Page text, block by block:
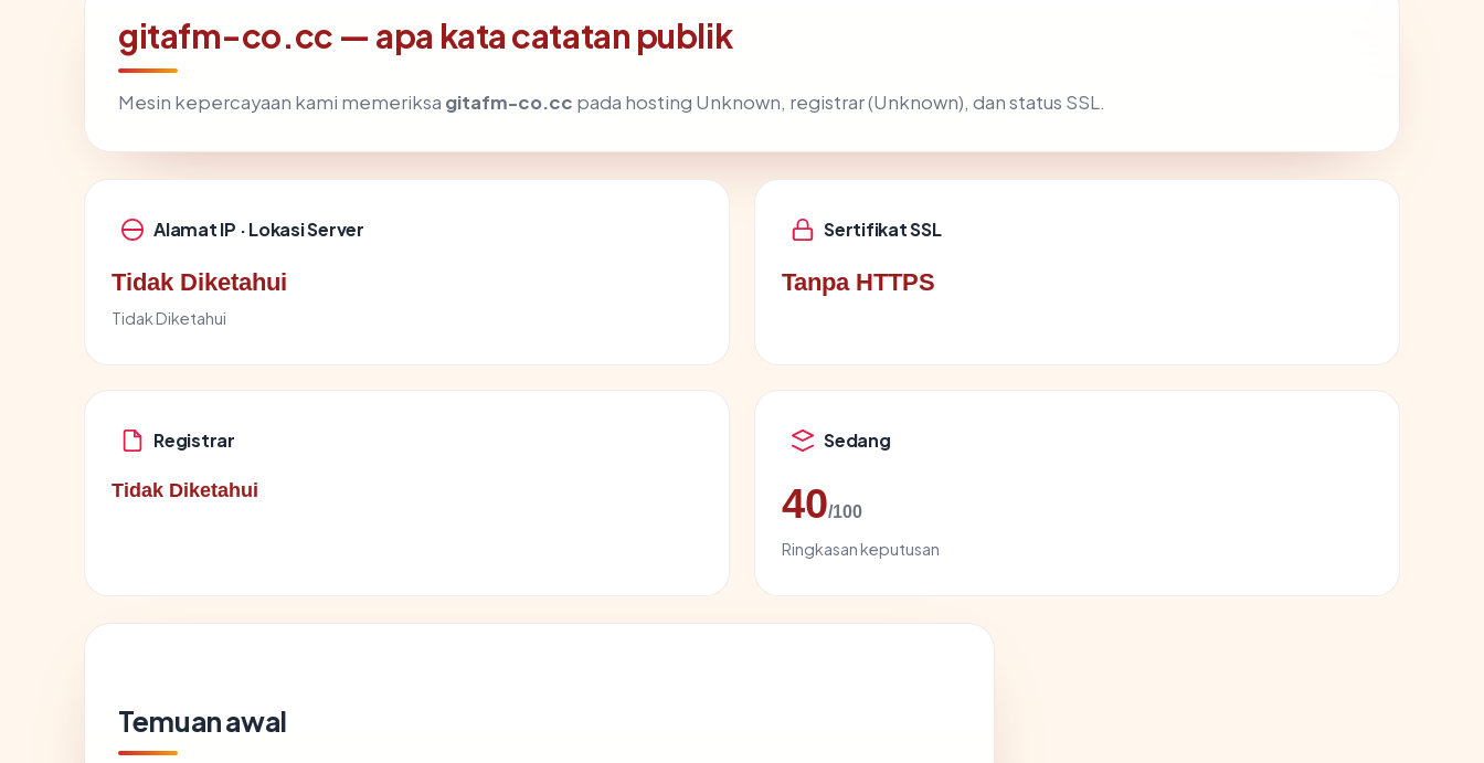
gitafm-co.cc — apa kata catatan publik
Mesin kepercayaan kami memeriksa gitafm-co.cc pada hosting Unknown, registrar (Unknown), dan status SSL.
Alamat IP · Lokasi Server
Tidak Diketahui
Tidak Diketahui
Sertifikat SSL
Tanpa HTTPS
Registrar
Tidak Diketahui
Sedang
40/100
Ringkasan keputusan
Temuan awal